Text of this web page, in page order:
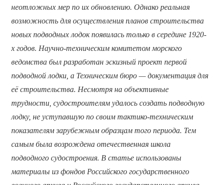
неотложных мер по их обновлению. Однако реальная
возможность для осуществления планов строительства
новых подводных лодок появилась только в середине 1920-
х годов. Научно-техническим комитетом морского
ведомства был разработан эскизный проект первой
подводной лодки, а Техническим бюро —документация для
её строительства. Несмотря на объективные
трудности, судостроителям удалось создать подводную
лодку, не уступавшую по своим тактико-техническим
показателям зарубежным образцам того периода. Тем
самым была возрождена отечественная школа
подводного судостроения. В статье использованы
материалы из фондов Российского государственного